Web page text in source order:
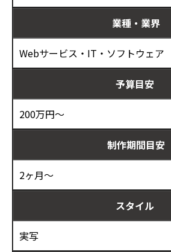
業種・業界
Webサービス・IT・ソフトウェア
予算目安
200万円～
制作期間目安
2ヶ月～
スタイル
実写